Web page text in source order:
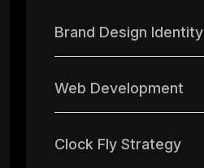
Brand Design Identity
Web Development
Clock Fly Strategy